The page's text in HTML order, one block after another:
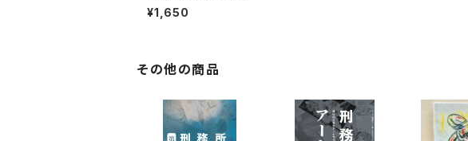
展」カタログ
¥1,650
その他の商品